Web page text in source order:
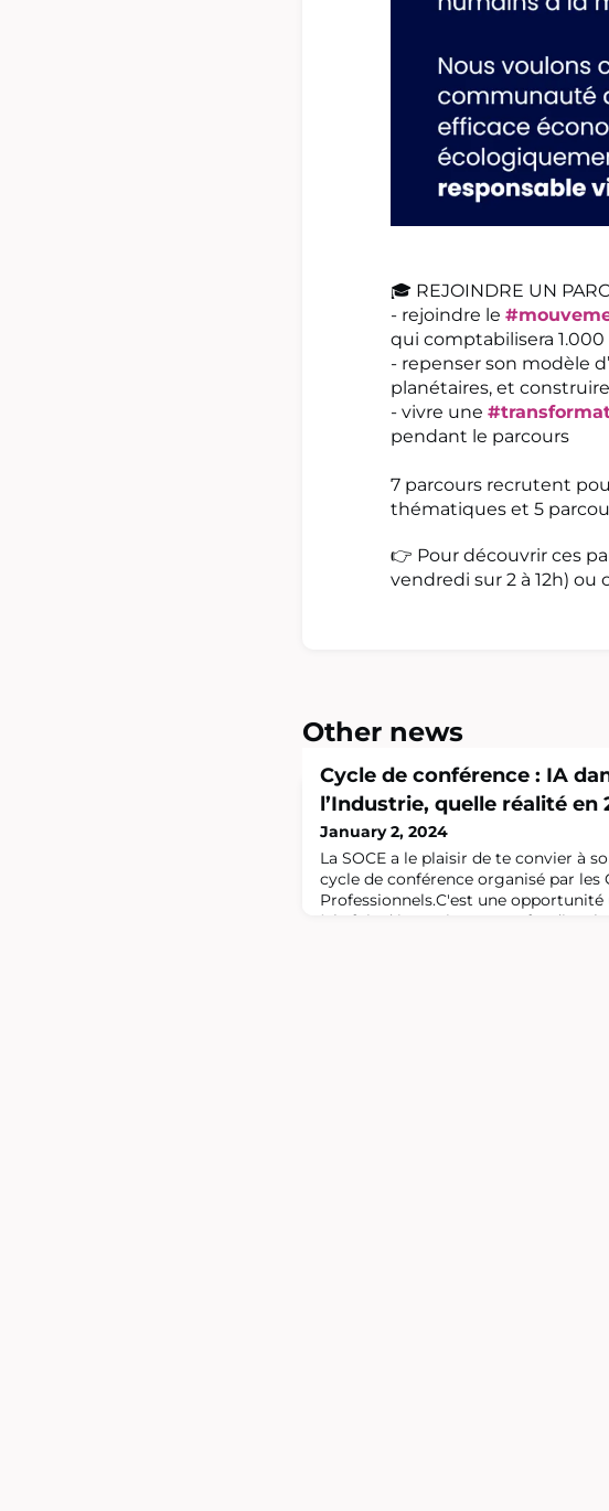
🎓 REJOINDRE UN
- rejoindre le
qui comptabilisera
- repenser son modèle
planétaires, et
- vivre une
pendant le parcours
7 parcours recrutent
thématiques et 5
👉 Pour découvrir ces
vendredi sur 2 à 12h) ou
Other news
Cycle de conférence : IA
l’Industrie, quelle réalité en
January 2, 2024
La SOCE a le plaisir de te convier à
cycle de conférence organisé par les
Professionnels.C'est une
à la fois découvrir et approfondir